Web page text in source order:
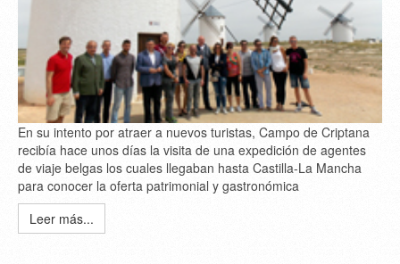
En su intento por atraer a nuevos turistas, Campo de Criptana
recibía hace unos días la visita de una expedición de agentes
de viaje belgas los cuales llegaban hasta Castilla-La Mancha
para conocer la oferta patrimonial y gastronómica
Leer más...